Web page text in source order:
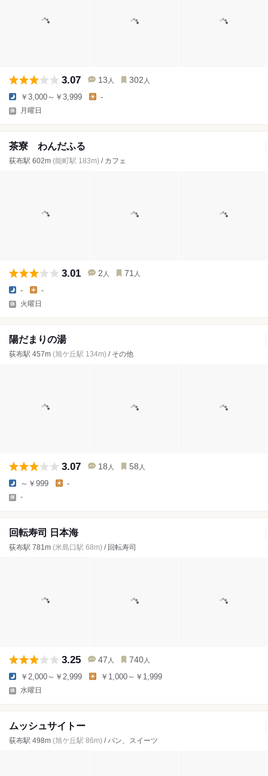
3.07 13 人 302 人
￥3,000～￥3,999 -
月曜日
茶寮 わんだふる
荻布駅 602m (能町駅 183m) / カフェ
3.01 2 人 71 人
- -
火曜日
陽だまりの湯
荻布駅 457m (旭ケ丘駅 134m) / その他
3.07 18 人 58 人
～￥999 -
-
回転寿司 日本海
荻布駅 781m (米島口駅 68m) / 回転寿司
3.25 47 人 740 人
￥2,000～￥2,999 ￥1,000～￥1,999
水曜日
ムッシュサイトー
荻布駅 498m (旭ケ丘駅 86m) / パン、スイーツ